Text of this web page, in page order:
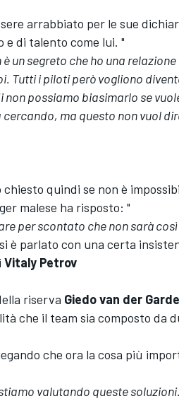
arrabbiato per le sue
e di talento come lui. "
un segreto che ho una
Tutti i piloti però vogliono
possiamo biasimarlo se
ma questo non vuol
chiesto quindi se non è
malese ha risposto: "
per scontato che non sarà così
è parlato con una certa
Vitaly Petrov
riserva Giedo van der Garde
che il team sia composto da
che ora la cosa più
valutando queste